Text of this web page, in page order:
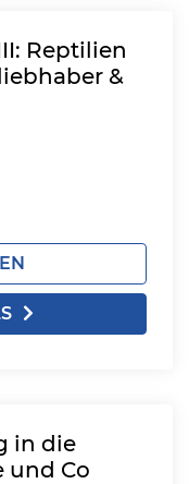
Reptilien
&
in die
und Co